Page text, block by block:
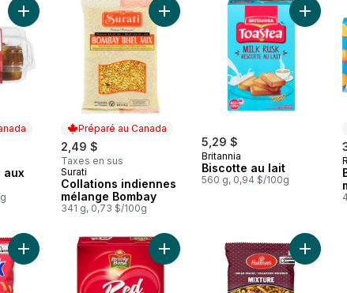
aux
Ajouter Quatre-quarts aux fruits Crispy au panier
Préparé au Canada
2,49 $
Taxes en sus
Préparé au Canada
Surati
Collations indiennes
mélange Bombay
341 g, 0,73 $/100g
Ajouter Collations indiennes
5,29 $
Britannia
Biscotte au lait
560 g, 0,94 $/100g
Ajouter
Ajouter TakaTak Chatpata Masala au panierAjouter Red Label Feuilles de Thé
Ajouter